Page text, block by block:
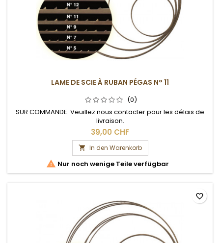
LAME DE SCIE À RUBAN PÉGAS N° 11
(0)
SUR COMMANDE. Veuillez nous contacter pour les délais de
livraison.
39,00 CHF
 In den Warenkorb
 Nur noch wenige Teile verfügbar
favorite_border